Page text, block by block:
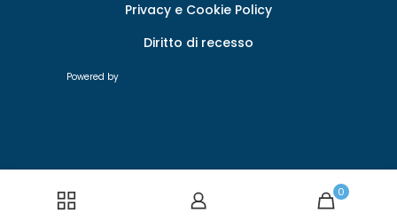
Privacy e Cookie Policy
Diritto di recesso
Powered by
0